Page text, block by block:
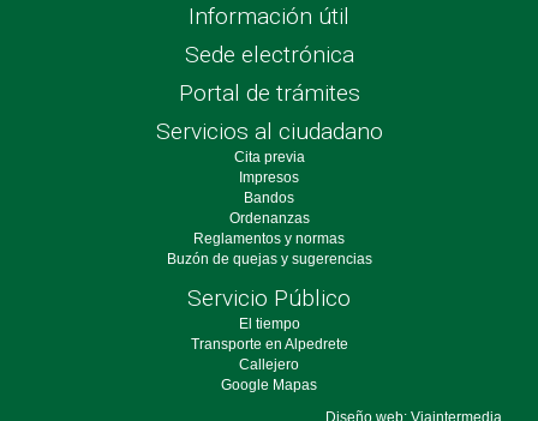
Información útil
Sede electrónica
Portal de trámites
Servicios al ciudadano
Cita previa
Impresos
Bandos
Ordenanzas
Reglamentos y normas
Buzón de quejas y sugerencias
Servicio Público
El tiempo
Transporte en Alpedrete
Callejero
Google Mapas
Diseño web: Viaintermedia